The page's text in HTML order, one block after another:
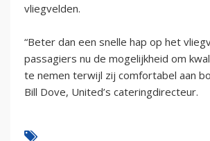
vliegvelden.
“Beter dan een snelle hap op het
passagiers nu de mogelijkheid om
te nemen terwijl zij comfortabel aan
Bill Dove, United’s cateringdirecteur.